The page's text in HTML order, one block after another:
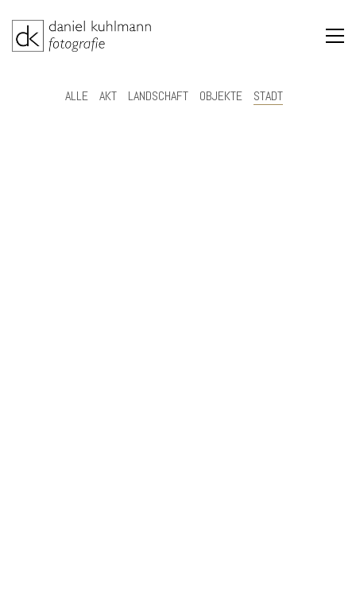
ALLE AKT LANDSCHAFT OBJEKTE STADT